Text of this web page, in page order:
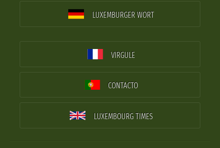
LUXEMBURGER WORT
VIRGULE
CONTACTO
LUXEMBOURG TIMES